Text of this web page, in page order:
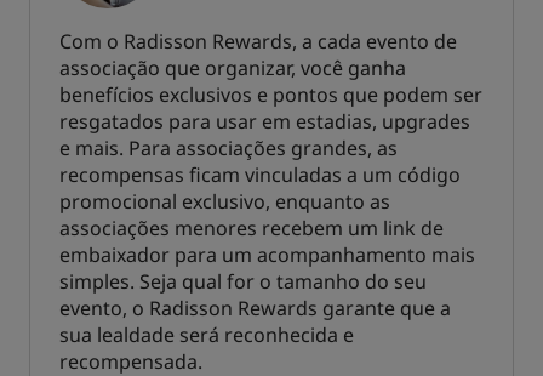
Com o Radisson Rewards, a cada evento de
associação que organizar, você ganha
benefícios exclusivos e pontos que podem ser
resgatados para usar em estadias, upgrades
e mais. Para associações grandes, as
recompensas ficam vinculadas a um código
promocional exclusivo, enquanto as
associações menores recebem um link de
embaixador para um acompanhamento mais
simples. Seja qual for o tamanho do seu
evento, o Radisson Rewards garante que a
sua lealdade será reconhecida e
recompensada.